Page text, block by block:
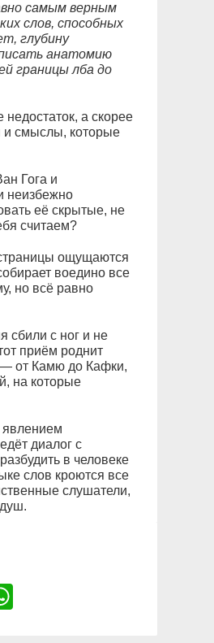
самым верным
слов, способных
глубину
анатомию
границы лба до
недостаток, а скорее
и смыслы, которые
Гога и
неизбежно
её скрытые, не
считаем?
ощущаются
воедино все
но всё равно
сбили с ног и не
приём роднит
— от Камю до Кафки,
на которые
явлением
диалог с
в человеке
слов кроются все
слушатели,
WhatsApp